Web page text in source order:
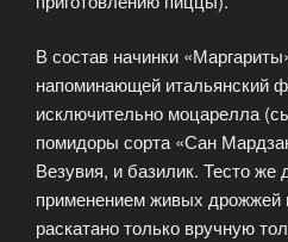
В состав начинки
напоминающей итальянский
исключительно моцарелла
помидоры сорта «Сан
Везувия, и базилик. Тесто
применением живых дрожжей
раскатано только вручную